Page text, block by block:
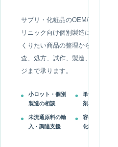
サプリ・化粧品のOEM/ODMとク
リニック向け個別製造に対応。つ
くりたい商品の整理から、原料調
査、処方、試作、製造、パッケー
ジまで承ります。
小ロット・個別
製造の相談
単一成分・賦形
剤なしを検討
未流通原料の輸
入・調達支援
容器・ラベル・
化粧箱デザイン